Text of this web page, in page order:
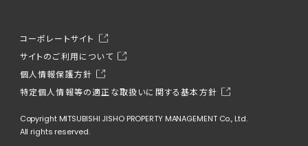
コーポレートサイト
サイトのご利用について
個人情報保護方針
特定個人情報等の適正な取扱いに関する基本方針
Copyright MITSUBISHI JISHO PROPERTY MANAGEMENT Co., Ltd.
All rights reserved.